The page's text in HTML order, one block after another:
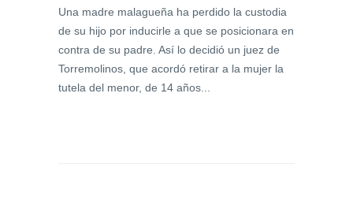
Una madre malagueña ha perdido la custodia
de su hijo por inducirle a que se posicionara en
contra de su padre. Así lo decidió un juez de
Torremolinos, que acordó retirar a la mujer la
tutela del menor, de 14 años...